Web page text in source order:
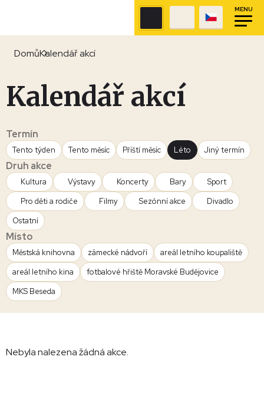
MENU
DomůKalendář akcí
Kalendář akcí
Termín
Tento týden Tento měsíc Příští měsíc Léto Jiný termín
Druh akce
Kultura Výstavy Koncerty Bary
Sport
Pro děti a rodiče
Filmy Sezónní akce
Divadlo
Ostatní
Místo
Městská knihovna zámecké nádvoří
areál letního koupaliště
areál letního kina
fotbalové hřiště Moravské Budějovice
MKS Beseda
Nebyla nalezena žádná akce.